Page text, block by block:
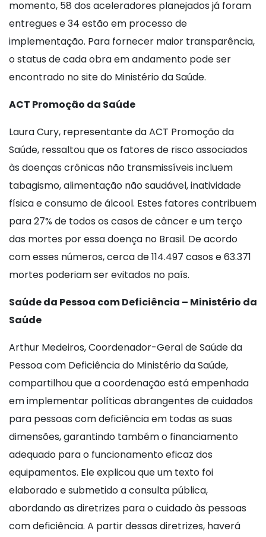
momento, 58 dos aceleradores planejados já foram
entregues e 34 estão em processo de
implementação. Para fornecer maior transparência,
o status de cada obra em andamento pode ser
encontrado no site do Ministério da Saúde.
ACT Promoção da Saúde
Laura Cury, representante da ACT Promoção da
Saúde, ressaltou que os fatores de risco associados
às doenças crônicas não transmissíveis incluem
tabagismo, alimentação não saudável, inatividade
física e consumo de álcool. Estes fatores contribuem
para 27% de todos os casos de câncer e um terço
das mortes por essa doença no Brasil. De acordo
com esses números, cerca de 114.497 casos e 63.371
mortes poderiam ser evitados no país.
Saúde da Pessoa com Deficiência – Ministério da
Saúde
Arthur Medeiros, Coordenador-Geral de Saúde da
Pessoa com Deficiência do Ministério da Saúde,
compartilhou que a coordenação está empenhada
em implementar políticas abrangentes de cuidados
para pessoas com deficiência em todas as suas
dimensões, garantindo também o financiamento
adequado para o funcionamento eficaz dos
equipamentos. Ele explicou que um texto foi
elaborado e submetido a consulta pública,
abordando as diretrizes para o cuidado às pessoas
com deficiência. A partir dessas diretrizes, haverá